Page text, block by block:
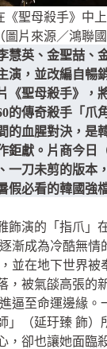
《聖母殺手》中
圖片來源／鴻聯
慧英、金聖喆、
演，並改編自暢
《聖母殺手》，
的傳奇殺手「爪
的血腥對決，是
鉅獻。片商今日
一刀未剪的版本
假必看的韓國強
飾演的「指爪」
漸成為冷酷無情
並在地下世界被
，被氣燄高張的
逼至命運邊緣。
」（延玗臻 飾）
，卻也讓她面臨